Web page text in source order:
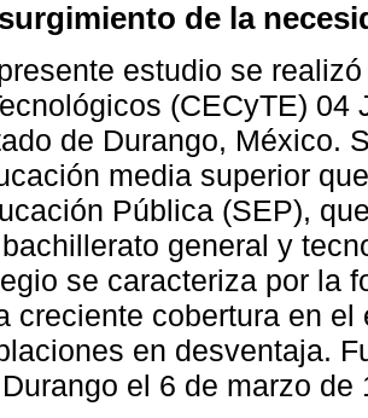
de la
estudio se
(CECyTE) 04
de Durango, México.
media superior
Pública (SEP),
general y
se caracteriza por la
creciente cobertura en
en desventaja.
el 6 de marzo de